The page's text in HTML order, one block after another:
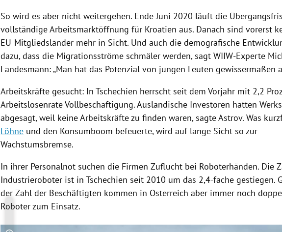
So wird es aber nicht weitergehen. Ende Juni 2020 läuft die
vollständige Arbeitsmarktöffnung für Kroatien aus. Danach sind vorerst
EU-Mitgliedsländer mehr in Sicht. Und auch die demografische
dazu, dass die Migrationsströme schmäler werden, sagt WIIW-Experte
Landesmann: „Man hat das Potenzial von jungen Leuten gewissermaßen
Arbeitskräfte gesucht: InTschechien herrscht seit dem Vorjahr mit 2,2
Arbeitslosenrate Vollbeschäftigung. Ausländische Investoren hätten
abgesagt, weil keine Arbeitskräfte zu finden waren, sagteAstrov. Was
Löhne und den Konsumboom befeuerte, wird auf lange Sicht so zur
Wachstumsbremse.
In ihrer Personalnot suchen die Firmen Zuflucht bei Roboterhänden. Die
Industrieroboter ist inTschechien seit 2010 um das 2,4-fache gestiegen.
der Zahl der Beschäftigten kommen in Österreich aber immer noch
Roboter zum Einsatz.